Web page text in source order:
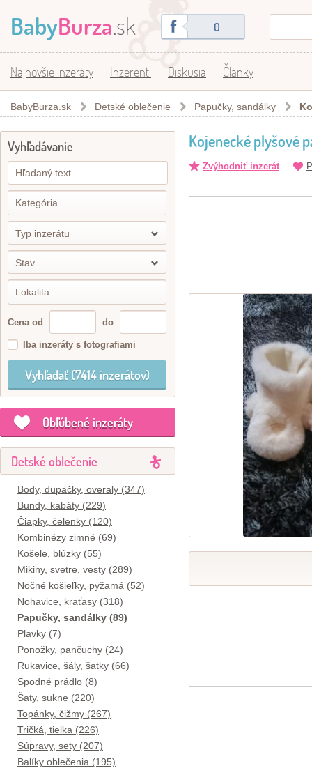
BabyBurza.sk 0
Najnovšie inzeráty Inzerenti Diskusia Články
BabyBurza.sk Detské oblečenie Papučky, sandálky
Vyhľadávanie
Typ inzerátu
Stav
Cena od do
Iba inzeráty s fotografiami
Obľúbené inzeráty
Detské oblečenie
Body, dupačky, overaly (347)
Bundy, kabáty (229)
Čiapky, čelenky (120)
Kombinézy zimné (69)
Košele, blúzky (55)
Mikiny, svetre, vesty (289)
Nočné košieľky, pyžamá (52)
Nohavice, kraťasy (318)
Papučky, sandálky (89)
Plavky (7)
Ponožky, pančuchy (24)
Rukavice, šály, šatky (66)
Spodné prádlo (8)
Šaty, sukne (220)
Topánky, čižmy (267)
Tričká, tielka (226)
Súpravy, sety (207)
Balíky oblečenia (195)
Kojenecké plyšové
Zvýhodniť inzerát